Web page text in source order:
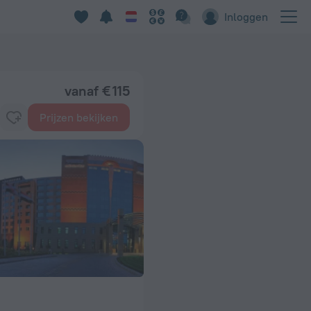
Inloggen
vanaf € 115
Prijzen bekijken